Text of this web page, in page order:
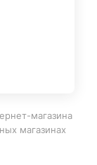
магазина
магазинах